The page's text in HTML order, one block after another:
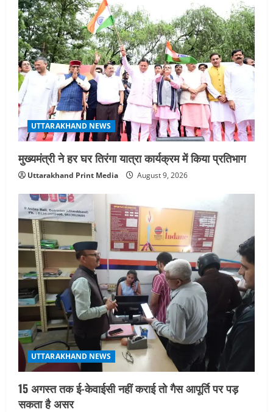
3
UTTARAKHAND NEWS
धामी कैबिनेट ने लिए कई महत्वपूर्ण निर्णय, अब
सामान्य वर्ग के पशुपालकों को भी गाय एवं भैंस
खरीद पर मिलेगा अनुदान, मजदूरी संहिता
नियमावली-2026 को मिली मंजूरी
August 7, 2026
UTTARAKHAND NEWS
नाबार्ड ने राष्ट्रीय हथकरघा दिवस के अवसर पर
मुंबई में तीन दिवसीय प्रदर्शनी का आयोजन किया
August 7, 2026
5
UTTARAKHAND NEWS
जिलाधिकारी/जिला निर्वाचन अधिकारी ने
सहसपुर विधानसभा क्षेत्र के पोलिंग बूथों का
निरीक्षण कर एसआईआर आपत्ति निस्तारण
शिविर की व्यवस्थाओं का लिया जायजा
August 6, 2026
UTTARAKHAND NEWS
मुख्यमंत्री ने हर घर तिरंगा यात्रा कार्यक्रम में किया प्रतिभाग
Uttarakhand Print Media August 9, 2026
UTTARAKHAND NEWS
15 अगस्त तक ई-केवाईसी नहीं कराई तो गैस आपूर्ति पर पड़
सकता है असर